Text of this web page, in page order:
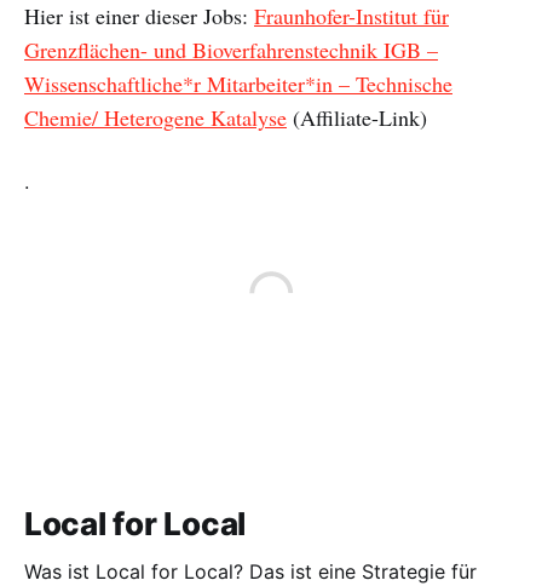
Hier ist einer dieser Jobs: Fraunhofer-Institut für
Grenzflächen- und Bioverfahrenstechnik IGB –
Wissenschaftliche*r Mitarbeiter*in – Technische
Chemie/ Heterogene Katalyse (Affiliate-Link)
.
Local for Local
Was ist Local for Local? Das ist eine Strategie für